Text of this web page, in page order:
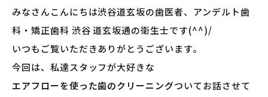
みなさんこんにちは渋谷道玄坂の歯医者、アンデルト歯
科・矯正歯科 渋谷 道玄坂通の衛生士です(^^)/
いつもご覧いただきありがとうございます。
今回は、私達スタッフが大好きな
エアフローを使った歯のクリーニングついてお話させて